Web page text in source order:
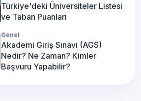
Türkiye'deki Üniversiteler Listesi
ve Taban Puanları
Genel
Akademi Giriş Sınavı (AGS)
Nedir? Ne Zaman? Kimler
Başvuru Yapabilir?